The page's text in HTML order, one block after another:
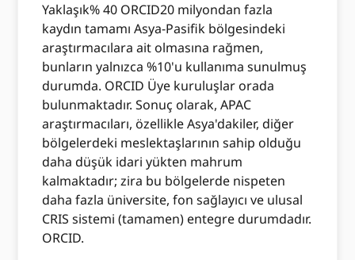
Yaklaşık% 40 ORCID20 milyondan fazla
kaydın tamamı Asya-Pasifik bölgesindeki
araştırmacılara ait olmasına rağmen,
bunların yalnızca %10'u kullanıma sunulmuş
durumda. ORCID Üye kuruluşlar orada
bulunmaktadır. Sonuç olarak, APAC
araştırmacıları, özellikle Asya'dakiler, diğer
bölgelerdeki meslektaşlarının sahip olduğu
daha düşük idari yükten mahrum
kalmaktadır; zira bu bölgelerde nispeten
daha fazla üniversite, fon sağlayıcı ve ulusal
CRIS sistemi (tamamen) entegre durumdadır.
ORCID.